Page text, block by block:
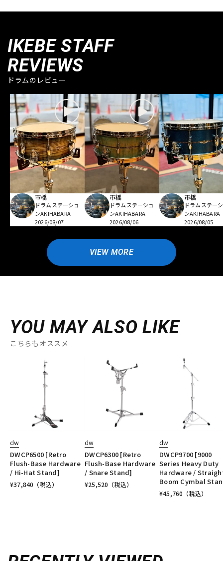
IKEBE STAFF
REVIEWS
ドラムのレビュー
市橋
ドラムステーショ
ンAKIHABARA
2026/08/07
市橋
ドラムステーショ
ンAKIHABARA
2026/08/06
市橋
ドラムステー
ンAKIHABARA
2026/08/05
VIEW MORE
YOU MAY ALSO LIKE
こちらもオススメ
dw
DWCP6500 [Retro
Flush-Base Hardware
/ Hi-Hat Stand]
¥37,840 （税込）
dw
DWCP6300 [Retro
Flush-Base Hardware
/ Snare Stand]
¥25,520 （税込）
dw
DWCP9700 [9000
Series Heavy Duty
Hardware /
Boom Cymbal
¥45,760 （税込）